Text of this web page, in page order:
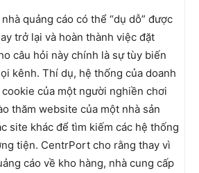
quảng cáo có thể “dụ dỗ” được
trở lại và hoàn thành việc đặt
câu hỏi này chính là sự tùy biến
kênh. Thí dụ, hệ thống của doanh
của một người nghiền chơi
thăm website của một nhà sản
site khác để tìm kiếm các hệ thống
tiện. CentrPort cho rằng thay vì
cáo về kho hàng, nhà cung cấp